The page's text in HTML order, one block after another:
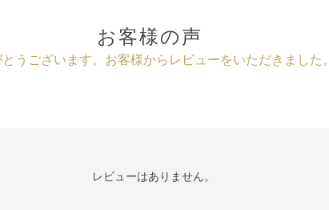
お客様の声
うございます。 お客様からレビューをいただきました
レビューはありません。